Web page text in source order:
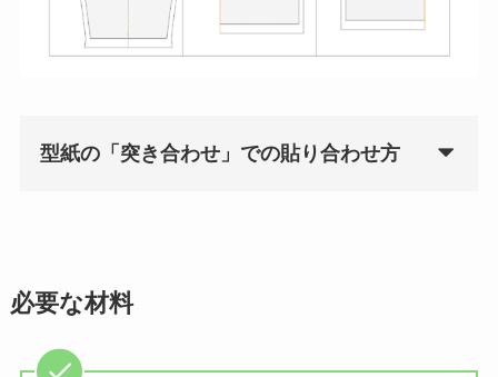
型紙の「突き合わせ」での貼り合わせ方
必要な材料